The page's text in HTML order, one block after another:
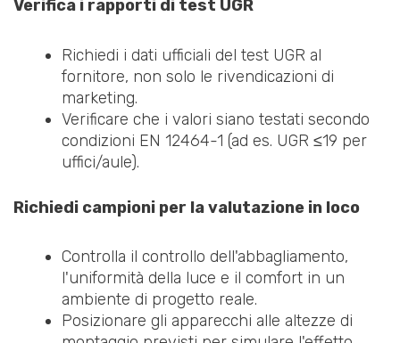
Verifica i rapporti di test UGR
Richiedi i dati ufficiali del test UGR al
fornitore, non solo le rivendicazioni di
marketing.
Verificare che i valori siano testati secondo
condizioni EN 12464-1 (ad es. UGR ≤19 per
uffici/aule).
Richiedi campioni per la valutazione in loco
Controlla il controllo dell'abbagliamento,
l'uniformità della luce e il comfort in un
ambiente di progetto reale.
Posizionare gli apparecchi alle altezze di